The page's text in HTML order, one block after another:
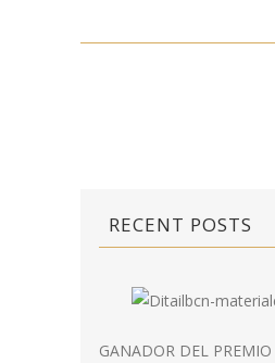
RECENT POSTS
GANADOR DEL